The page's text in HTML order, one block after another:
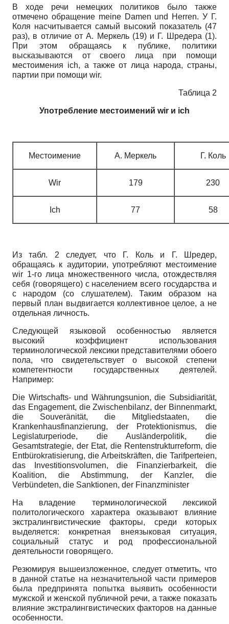
В ходе речи немецких политиков было также
отмечено обращение meine Damen und Herren. У Г.
Коля насчитывается самый высокий показатель (47
раз), в отличие от А. Меркель (19) и Г. Шредера (1).
При этом обращаясь к публике, политики
высказываются от своего лица при помощи
местоимения ich, а также от лица народа, страны,
партии при помощи wir.
Таблица 2
Употребление местоимений wir и ich
Местоимение А. Меркель Г. Коль
Wir 179 230
Ich 77 58
Из табл. 2 следует, что Г. Коль и Г. Шредер,
обращаясь к аудитории, употребляют местоимение
wir 1-го лица множественного числа, отождествляя
себя (говорящего) c населением всего государства и
c народом (со слушателем). Таким образом на
первый план выдвигается коллективное целое, а не
отдельная личность.
Следующей языковой особенностью является
высокий коэффициент использования
терминологической лексики представителями обоего
пола, что свидетельствует о высокой степени
компетентности государственных деятелей.
Например:
Die Wirtschafts- und Währungsunion, die Subsidiarität,
das Engagement, die Zwischenbilanz, der Binnenmarkt,
die Souveränität, die Mitgliedstaaten, die
Krankenhausfinanzierung, der Protektionismus, die
Legislaturperiode, die Ausländerpolitik, die
Gesamtstrategie, der Etat, die Rentenstrukturreform, die
Entbürokratisierung, die Arbeitskräften, die Tarifperteien,
das Investitionsvolumen, die Finanzierbarkeit, die
Koalition, die Abstimmung, der Kanzler, die
Verbündeten, die Sanktionen, der Finanzminister
На владение терминологической лексикой
политологического характера оказывают влияние
экстралингвистические факторы, среди которых
выделяется: конкретная внеязыковая ситуация,
социальный статус и род профессиональной
деятельности говорящего.
Резюмируя вышеизложенное, следует отметить, что
в данной статье на незначительной части примеров
была предпринята попытка выявить особенности
мужской и женской публичной речи, а также показать
влияние экстралингвистических факторов на данные
особенности.